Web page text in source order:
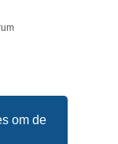
om de